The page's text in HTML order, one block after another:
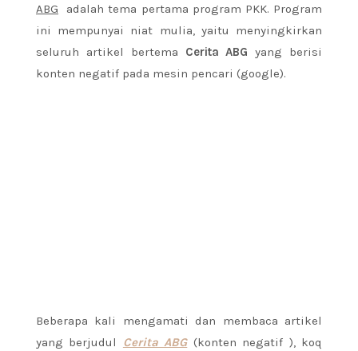
ABG adalah tema pertama program PKK. Program
ini mempunyai niat mulia, yaitu menyingkirkan
seluruh artikel bertema Cerita ABG yang berisi
konten negatif pada mesin pencari (google).
Beberapa kali mengamati dan membaca artikel
yang berjudul Cerita ABG(konten negatif ), koq